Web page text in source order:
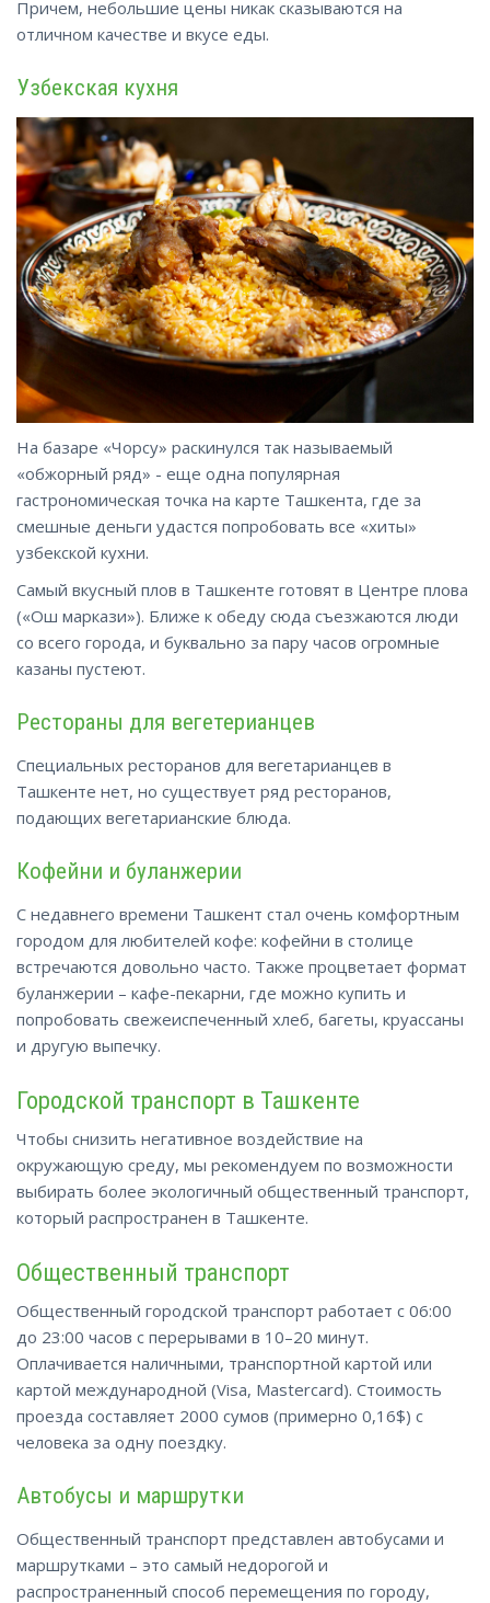
Причем, небольшие цены никак сказываются на
отличном качестве и вкусе еды.
Узбекская кухня
На базаре «Чорсу» раскинулся так называемый
«обжорный ряд» - еще одна популярная
гастрономическая точка на карте Ташкента, где за
смешные деньги удастся попробовать все «хиты»
узбекской кухни.
Самый вкусный плов в Ташкенте готовят в Центре плова
(«Ош маркази»). Ближе к обеду сюда съезжаются люди
со всего города, и буквально за пару часов огромные
казаны пустеют.
Рестораны для вегетерианцев
Специальных ресторанов для вегетарианцев в
Ташкенте нет, но существует ряд ресторанов,
подающих вегетарианские блюда.
Кофейни и буланжерии
С недавнего времени Ташкент стал очень комфортным
городом для любителей кофе: кофейни в столице
встречаются довольно часто. Также процветает формат
буланжерии – кафе-пекарни, где можно купить и
попробовать свежеиспеченный хлеб, багеты, круассаны
и другую выпечку.
Городской транспорт в Ташкенте
Чтобы снизить негативное воздействие на
окружающую среду, мы рекомендуем по возможности
выбирать более экологичный общественный транспорт,
который распространен в Ташкенте.
Общественный транспорт
Общественный городской транспорт работает с 06:00
до 23:00 часов с перерывами в 10–20 минут.
Оплачивается наличными, транспортной картой или
картой международной (Visa, Mastercard). Стоимость
проезда составляет 2000 сумов (примерно 0,16$) с
человека за одну поездку.
Автобусы и маршрутки
Общественный транспорт представлен автобусами и
маршрутками – это самый недорогой и
распространенный способ перемещения по городу,